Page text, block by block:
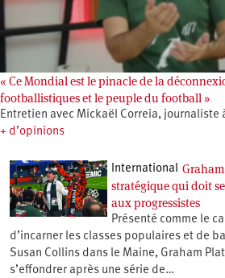
« Ce Mondial est le pinacle de la
footballistiques et le peuple du football »
Entretien avec Mickaël Correia, journaliste
+ d’opinions
International
stratégique qui doit
aux progressistes
Présenté comme le
d’incarner les classes populaires et de
Susan Collins dans le Maine, Graham
s’effondrer après une série de…